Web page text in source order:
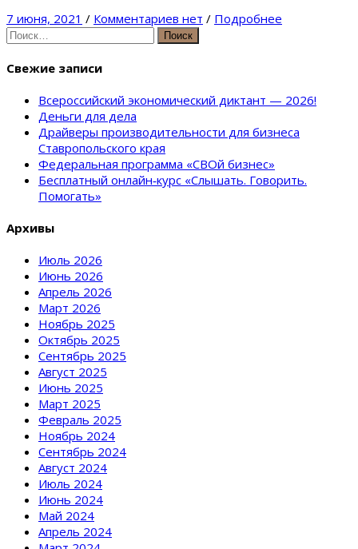
7 июня, 2021 / Комментариев нет / Подробнее
Найти:
Свежие записи
Всероссийский экономический диктант — 2026!
Деньги для дела
Драйверы производительности для бизнеса
Ставропольского края
Федеральная программа «СВОй бизнес»
Бесплатный онлайн‑курс «Слышать. Говорить.
Помогать»
Архивы
Июль 2026
Июнь 2026
Апрель 2026
Март 2026
Ноябрь 2025
Октябрь 2025
Сентябрь 2025
Август 2025
Июнь 2025
Март 2025
Февраль 2025
Ноябрь 2024
Сентябрь 2024
Август 2024
Июль 2024
Июнь 2024
Май 2024
Апрель 2024